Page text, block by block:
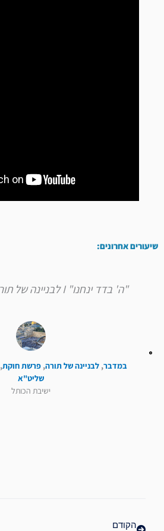
שיעורים אחרונים:
"ה' בדד ינחנו" I לבניינה של תורה – פרשת חוקת
במדבר, לבניינה של תורה, פרשת חוקת,
שליט"א
ישיבת הכותל
הקודם